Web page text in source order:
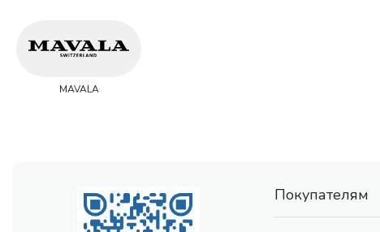
MAVALA
Покупателям